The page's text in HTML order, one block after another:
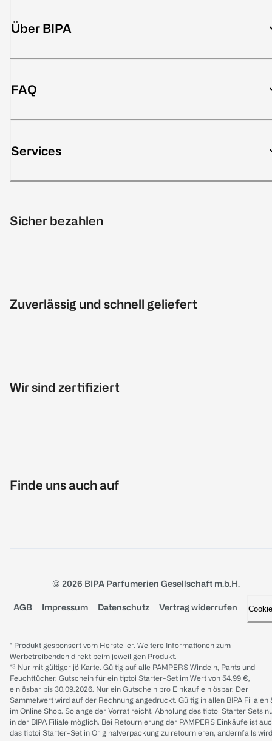
Über BIPA
FAQ
Services
Sicher bezahlen
Zuverlässig und schnell geliefert
Wir sind zertifiziert
Finde uns auch auf
© 2026 BIPA Parfumerien Gesellschaft m.b.H.
AGB Impressum Datenschutz Vertrag widerrufen
* Produkt gesponsert vom Hersteller. Weitere Informationen zum
Werbetreibenden direkt beim jeweiligen Produkt.
*³ Nur mit gültiger jö Karte. Gültig auf alle PAMPERS Windeln, Pants und
Feuchttücher. Gutschein für ein tiptoi Starter-Set im Wert von 54.99 €,
einlösbar bis 30.09.2026. Nur ein Gutschein pro Einkauf einlösbar. Der
Sammelwert wird auf der Rechnung angedruckt. Gültig in allen BIPA Filialen
im Online Shop. Solange der Vorrat reicht. Abholung des tiptoi Starter Sets
in der BIPA Filiale möglich. Bei Retournierung der PAMPERS Einkäufe ist
das tiptoi Starter-Set in Originalverpackung zu retournieren, andernfalls wird